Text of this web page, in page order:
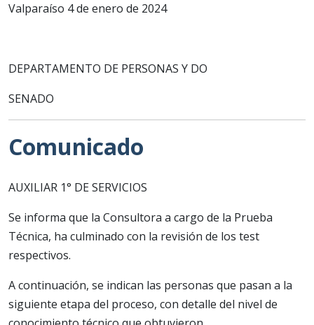
Valparaíso 4 de enero de 2024
DEPARTAMENTO DE PERSONAS Y DO
SENADO
Comunicado
AUXILIAR 1° DE SERVICIOS
Se informa que la Consultora a cargo de la Prueba
Técnica, ha culminado con la revisión de los test
respectivos.
A continuación, se indican las personas que pasan a la
siguiente etapa del proceso, con detalle del nivel de